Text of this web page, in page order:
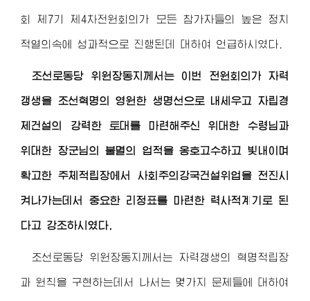
회 제7기 제4차전원회의가 모든 참가자들의 높은 정치
적열의속에 성과적으로 진행된데 대하여 언급하시였다.
조선로동당 위원장동지 께서는 이번 전원회의가 자력
갱생을 조선혁명의 영원한 생명선으로 내세우고 자립경
제건설의 강력한 토대를 마련해주신위대한 수령님 과
위대한 장군님의 불멸의 업적을 옹호고수하고 빛내이며
확고한 주체적립장에서 사회주의강국건설위업을 전진시
켜나가는데서 중요한 리정표를 마련한 력사적계기로 된
다고 강조하시였다.
조선로동당 위원장동지 께서는 자력갱생의 혁명적립장
과 원칙을 구현하는데서 나서는 몇가지 문제들에 대하여